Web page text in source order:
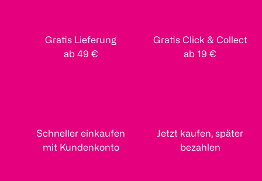
Gratis Lieferung
ab 49 €
Gratis Click & Collect
ab 19 €
Schneller einkaufen
mit Kundenkonto
Jetzt kaufen, später
bezahlen